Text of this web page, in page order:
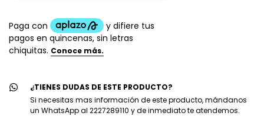
¿TIENES DUDAS DE ESTE PRODUCTO?
Si necesitas mas información de este producto, mándanos
un WhatsApp al 2227289110 y de inmediato te atendemos.